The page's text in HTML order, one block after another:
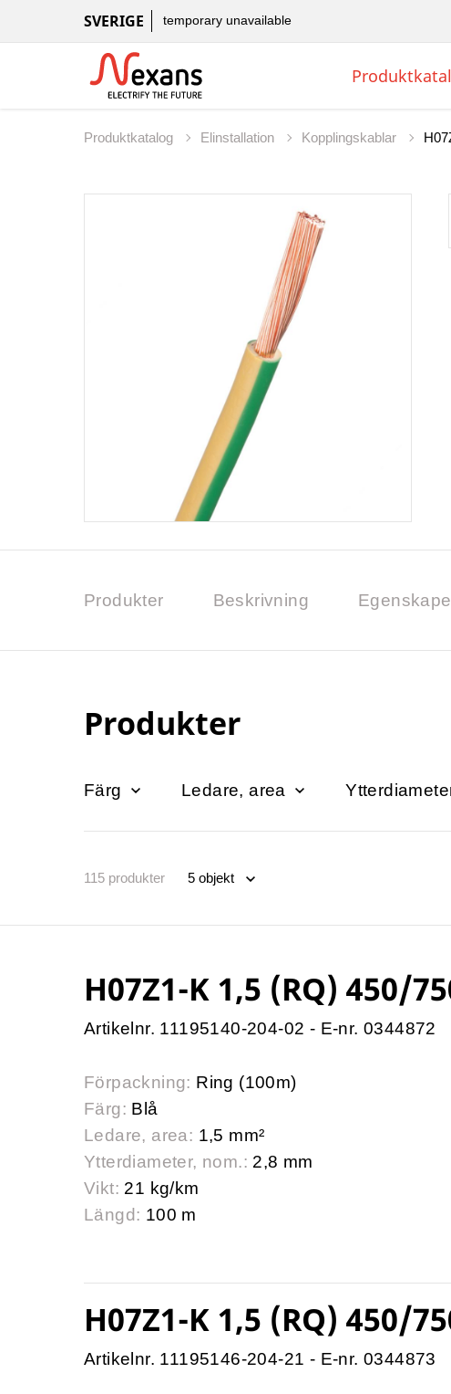
SVERIGE temporary unavailable
Produktkatalog Elinstallation Kopplingskablar
Produkter Beskrivning
Produkter
Färg Ledare, area
115 produkter
H07Z1-K 1,5 (RQ) 450/
Artikelnr. 11195140-204-02 - E-nr. 0344872
Förpackning: Ring (100m)
Färg: Blå
Ledare, area: 1,5 mm²
Ytterdiameter, nom.: 2,8 mm
Vikt: 21 kg/km
Längd: 100 m
H07Z1-K 1,5 (RQ) 450/
Artikelnr. 11195146-204-21 - E-nr. 0344873